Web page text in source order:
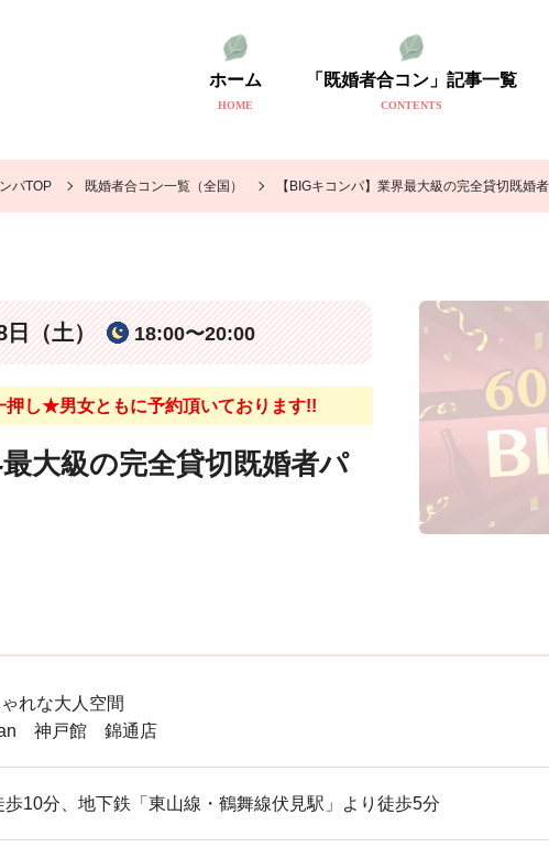
ホーム
HOME
「既婚者合コン」記事一覧
CONTENTS
パTOP 既婚者合コン一覧（全国） 【BIGキコンパ】業界最大級の完全貸切既婚
日（土） 18:00〜20:00
押し★男女ともに予約頂いております!!
大級の完全貸切既婚者パ
れな大人空間
神戸館 錦通店
10分、地下鉄「東山線・鶴舞線伏見駅」より徒歩5分